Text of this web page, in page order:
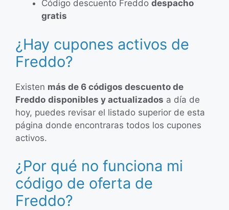
Código descuento Freddo despacho
gratis
¿Hay cupones activos de
Freddo?
Existen más de 6 códigos descuento de
Freddo disponibles y actualizados a día de
hoy, puedes revisar el listado superior de esta
página donde encontraras todos los cupones
activos.
¿Por qué no funciona mi
código de oferta de
Freddo?